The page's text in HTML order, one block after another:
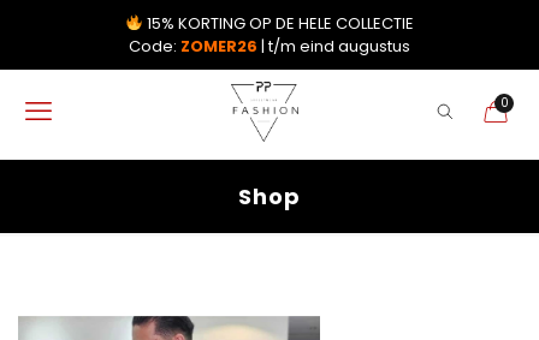
15% KORTING OP DE HELE COLLECTIE
Code: ZOMER26 | t/m eind augustus
0
Shop